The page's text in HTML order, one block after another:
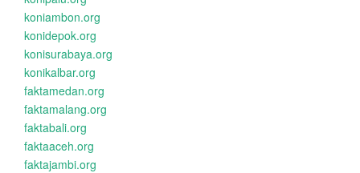
koniambon.org
konidepok.org
konisurabaya.org
konikalbar.org
faktamedan.org
faktamalang.org
faktabali.org
faktaaceh.org
faktajambi.org